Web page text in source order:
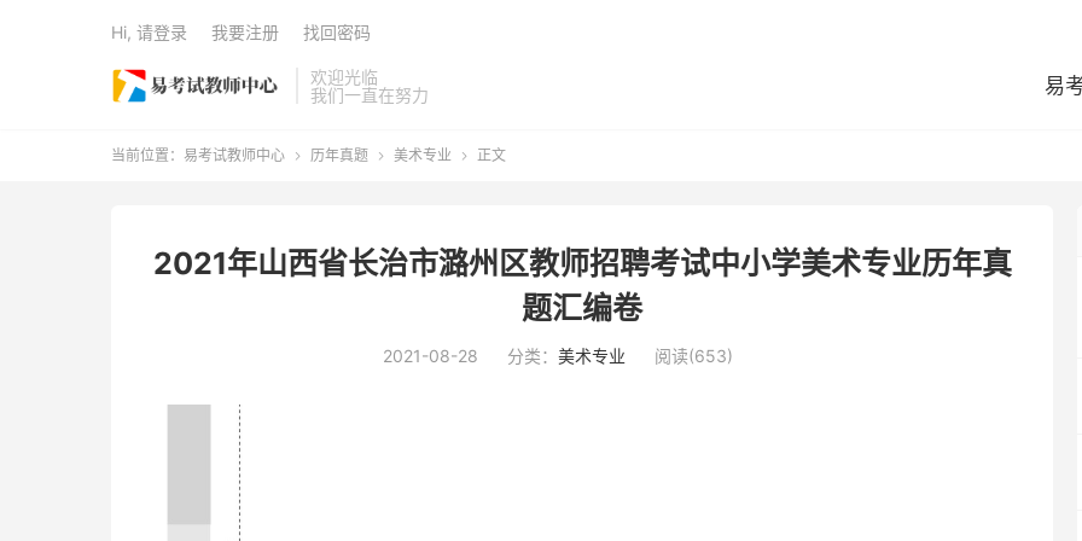
欢迎光临
我们一直在努力
易
Hi, 请登录 我要注册 找回密码
当前位置： 易考试教师中心  历年真题  美术专业  正文
2021年山西省长治市潞州区教师招聘考试中小学美术专业历年真
题汇编卷
2021-08-28 分类： 美术专业 阅读(653)